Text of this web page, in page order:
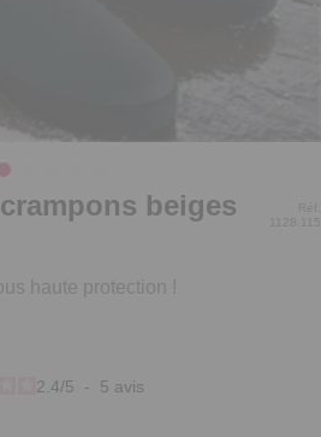
beiges
haute protection !
Réf.
2.4/5 - 5 avis